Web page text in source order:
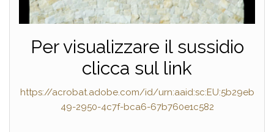
Per visualizzare il sussidio
clicca sul link
https://acrobat.adobe.com/id/urn:aaid:sc:EU:5b29eb
49-2950-4c7f-bca6-67b760e1c582